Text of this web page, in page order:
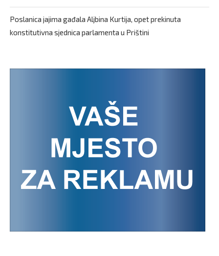
Poslanica jajima gađala Aljbina Kurtija, opet prekinuta
konstitutivna sjednica parlamenta u Prištini